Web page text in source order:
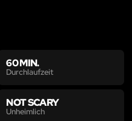
60 MIN.
Durchlaufzeit
NOT SCARY
Unheimlich